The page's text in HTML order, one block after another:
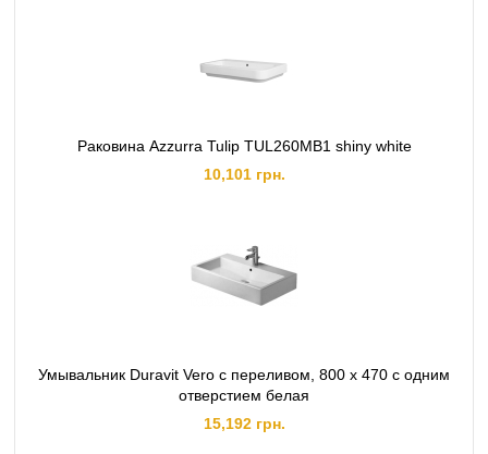
Раковина Azzurra Tulip TUL260MB1 shiny white
10,101 грн.
Умывальник Duravit Vero с переливом, 800 x 470 с одним
отверстием белая
15,192 грн.